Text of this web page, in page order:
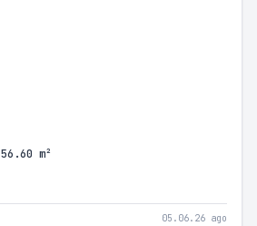
56.60 m²
05.06.26 ago